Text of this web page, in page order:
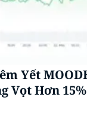
Yết
Vọt Hơn